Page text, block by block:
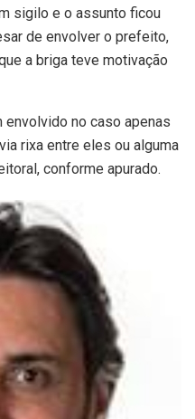
sigilo e o assunto ficou
de envolver o prefeito,
a briga teve motivação
no caso apenas
rixa entre eles ou alguma
conforme apurado.